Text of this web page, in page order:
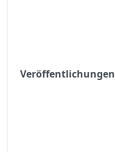
Veröffentlichungen